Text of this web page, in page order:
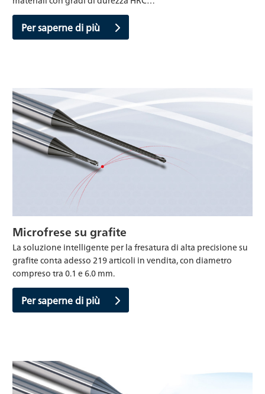
Per saperne di più
Microfrese su grafite
La soluzione intelligente per la fresatura di alta precisione su
grafite conta adesso 219 articoli in vendita, con diametro
compreso tra 0.1 e 6.0 mm.
Per saperne di più